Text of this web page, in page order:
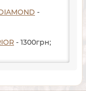
-
- 1300грн;